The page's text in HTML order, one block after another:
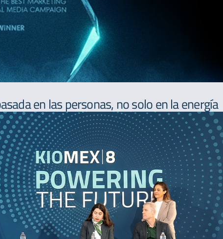
en las personas, no solo en la energía